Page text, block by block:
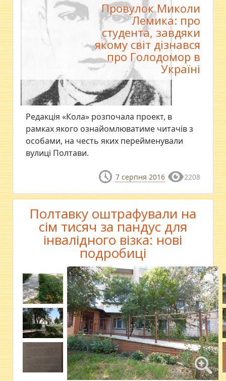
Провулок Миколи
Лемика: про
студента, завдяки
якому світ дізнався
про Голодомор в
Україні
Редакція «Кола» розпочала проект, в
рамках якого ознайомлюватиме читачів з
особами, на честь яких перейменували
вулиці Полтави.
7 серпня 2016 2208
Полтавку оштрафували на
сім тисяч за пандус для
інвалідного візка: нові
подробиці